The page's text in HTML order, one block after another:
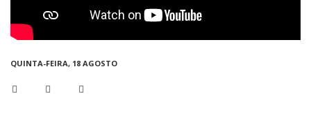
QUINTA-FEIRA, 18 AGOSTO